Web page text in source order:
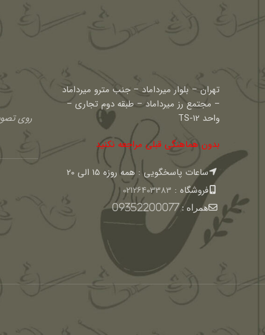
تهران – بلوار میرداماد – جنب مترو میرداماد
– مجتمع رز میرداماد – طبقه دوم تجاری –
واحد TS-12
بدون هماهنگی قبلی مراجعه نکنید
ساعات پاسخگویی : همه روزه 15 الی 20
فروشگاه : 02126403383
همراه :09352200077
روی